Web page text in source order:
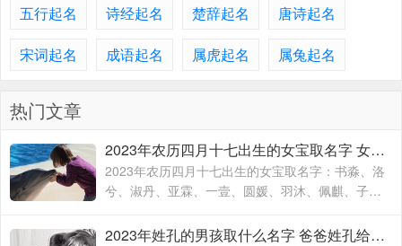
五行起名
诗经起名 楚辞起名
唐诗起名
宋词起名
成语起名 属虎起名 属兔起名
热门文章
2023年农历四月十七出生的女宝取名字 女宝宝名字大全2023属兔
2023年农历四月十七出生的女宝取名字：书淼、洛
兮、淑丹、亚霖、一壹、圆媛、羽沐、佩麒、子
卉、冰馨、伶瑶、青霖、翠云、雯雨、可菡、宸
佑、书玮、彤晴、禾木
2023年姓孔的男孩取什么名字 爸爸姓孔给宝宝取名